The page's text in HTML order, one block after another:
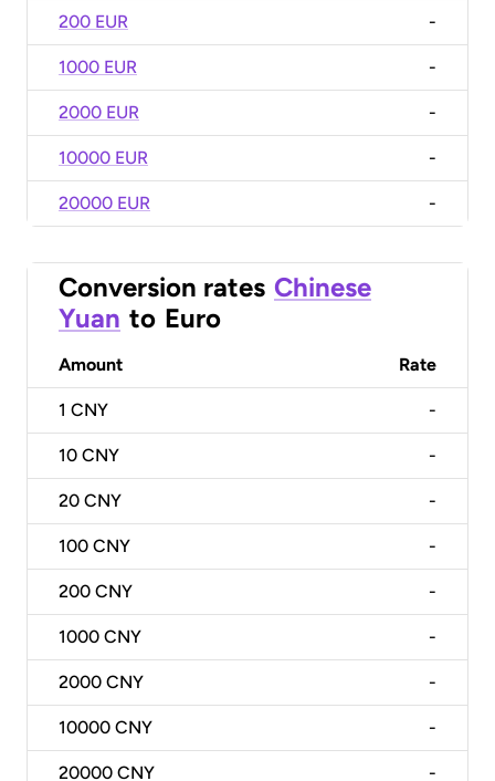
200 EUR -
1000 EUR -
2000 EUR -
10000 EUR -
20000 EUR -
Conversion rates Chinese
Yuan to Euro
Amount Rate
1 CNY -
10 CNY -
20 CNY -
100 CNY -
200 CNY -
1000 CNY -
2000 CNY -
10000 CNY -
20000 CNY -